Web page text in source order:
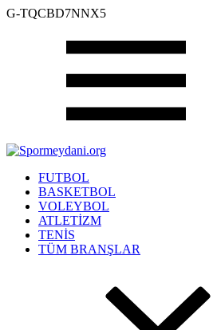
G-TQCBD7NNX5
FUTBOL
BASKETBOL
VOLEYBOL
ATLETİZM
TENİS
TÜM BRANŞLAR